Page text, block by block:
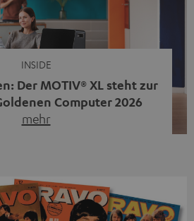
INSIDE
Der MOTIV® XL steht zur
Computer 2026
mehr
vereint hochwertige HiFi-Technik,
Funktionen und hohe Flexibilität in